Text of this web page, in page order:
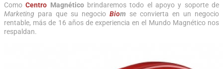
ComoCentro Magnético brindaremos todo el apoyo y soporte de
Marketing para que su negocio Biom se convierta en un negocio
rentable, más de 16 años de experiencia en el Mundo Magnético nos
respaldan.